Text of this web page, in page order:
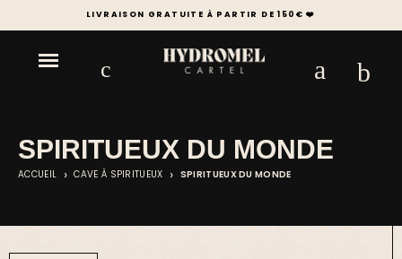
+1000 SPIRITUEUX & ESSENTIELS DE LA MIXOLOGIE
SPIRITUEUX DU MONDE
ACCUEIL CAVE À SPIRITUEUX SPIRITUEUX DU MONDE